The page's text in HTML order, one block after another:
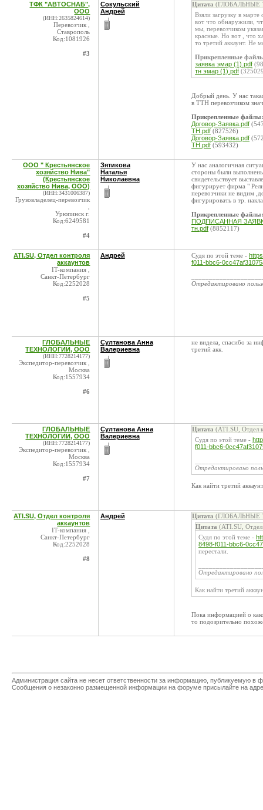
ТФК "АВТОСНАБ",
ООО
(ИНН:2635824614)
Перевозчик ,
Ставрополь
Код:1081926
#3
Сокульский
Андрей
Цитата (ГЛОБАЛЬНЫЕ
Взяли загрузку в
вот что обнаружили,
мы, перевозчиком
красные. Но вот , что
то третий аккаунт. Не
Прикрепленные
заявка эмар (1).pdf
тн эмар (1).pdf
Добрый день. У нас
в ТТН перевозчиком
Прикрепленные файлы:
Договор-Заявка.pdf
ТН.pdf (827526)
Договор-Заявка.pdf
ТН.pdf (593432)
ООО " Крестьянское
хозяйство Нива"
(Крестьянское
хозяйство Нива, ООО)
(ИНН:3431006387)
Грузовладелец-перевозчик
Урюпинск г.
Код:6249581
#4
Зятикова
Наталья
Николаевна
У нас аналогичная
стороны были
свидетельствует
фигурирует фирма "
перевозчики не видим
фигурировать в тр.
Прикрепленные файлы:
ПОДПИСАННАЯ
тн.pdf (8852117)
ATI.SU, Отдел контроля
аккаунтов
IT-компания ,
Санкт-Петербург
Код:2252028
#5
Андрей Судя по этой теме -
f011-bbc6-
Отредактировано
ГЛОБАЛЬНЫЕ
ТЕХНОЛОГИИ, ООО
(ИНН:7728214177)
Экспедитор-перевозчик ,
Москва
Код:1557934
#6
Султанова Анна
Валериевна
не видела, спасибо за
третий акк.
ГЛОБАЛЬНЫЕ
ТЕХНОЛОГИИ, ООО
(ИНН:7728214177)
Экспедитор-перевозчик ,
Москва
Код:1557934
#7
Султанова Анна
Валериевна
Цитата (ATI.SU, Отдел
Судя по этой теме -
f011-bbc6-
Отредактировано
Как найти третий
ATI.SU, Отдел контроля
аккаунтов
IT-компания ,
Санкт-Петербург
Код:2252028
#8
Андрей Цитата (ГЛОБАЛЬНЫЕ
Цитата (ATI.SU, Отдел
Судя по этой теме -
8498-f011-bbc6-
перестали.
Отредактировано
Как найти третий
Пока информацией о
то подозрительно
Администрация сайта не несет ответственности за информацию, публикуемую
Сообщения о незаконно размещенной информации на форуме присылайте на